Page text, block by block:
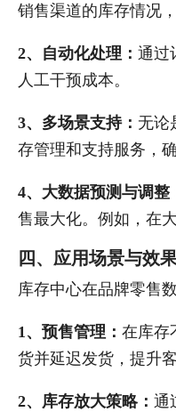
销售渠道的库存情况
2、自动化处理： 通过
人工干预成本。
3、多场景支持： 无论
存管理和支持服务，
4、大数据预测与调整
售最大化。例如，在
四、应用场景与效
库存中心在品牌零售
1、预售管理： 在库存
货并延迟发货，提升客
2、库存放大策略： 通